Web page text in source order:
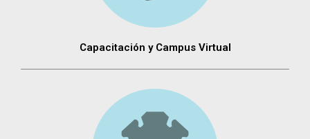
Capacitación y Campus Virtual